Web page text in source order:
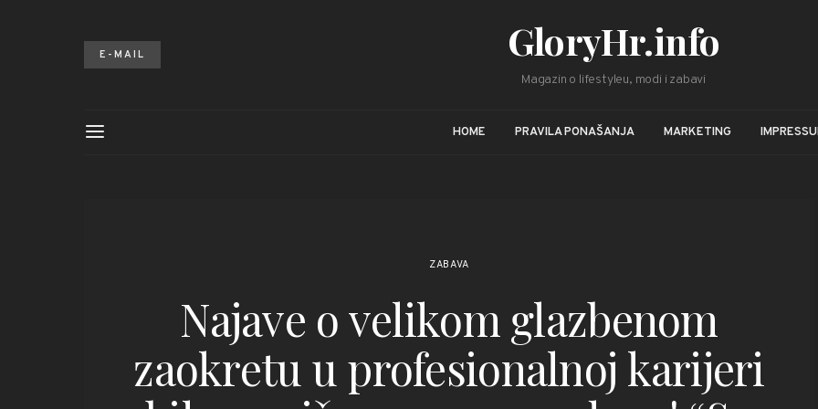
E-MAIL GloryHr.info
Magazin o lifestyleu, modi i zabavi
HOME PRAVILA PONAŠANJA MARKETING
ZABAVA
Najave o velikom glazbenom
zaokretu u profesionalnoj karijeri